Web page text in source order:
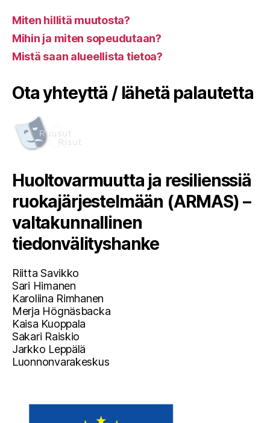
Miten hillitä muutosta?
Mihin ja miten sopeudutaan?
Mistä saan alueellista tietoa?
Ota yhteyttä / lähetä palautetta
Huoltovarmuutta ja resilienssiä
ruokajärjestelmään (ARMAS) –
valtakunnallinen
tiedonvälityshanke
Riitta Savikko
Sari Himanen
Karoliina Rimhanen
Merja Högnäsbacka
Kaisa Kuoppala
Sakari Raiskio
Jarkko Leppälä
Luonnonvarakeskus